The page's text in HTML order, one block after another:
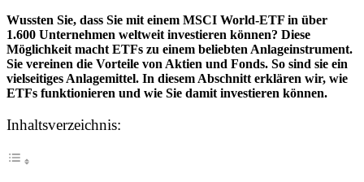
Wussten Sie, dass Sie mit einem MSCI World-ETF in über
1.600 Unternehmen weltweit investieren können? Diese
Möglichkeit macht ETFs zu einem beliebten Anlageinstrument.
Sie vereinen die Vorteile von Aktien und Fonds. So sind sie ein
vielseitiges Anlagemittel. In diesem Abschnitt erklären wir, wie
ETFs funktionieren und wie Sie damit investieren können.
Inhaltsverzeichnis: